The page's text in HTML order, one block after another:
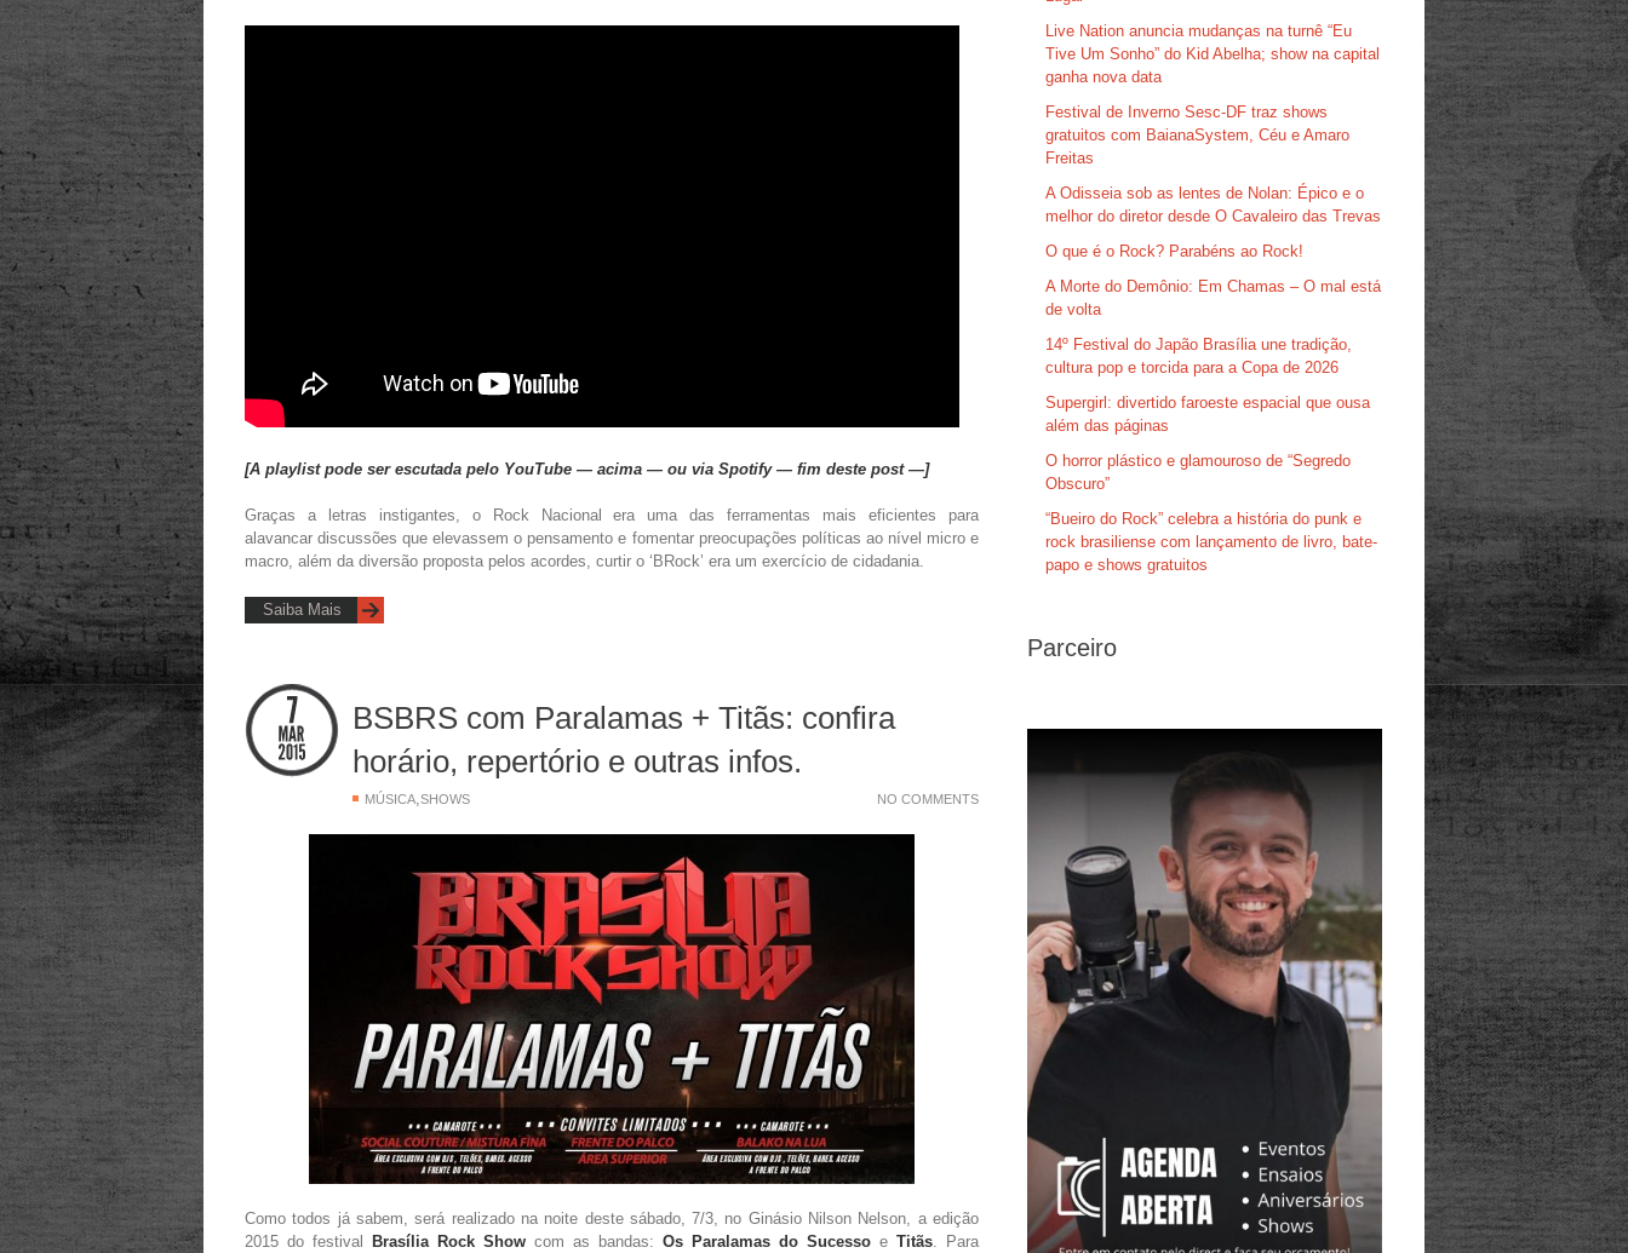
[A playlist pode ser escutada pelo YouTube — acima — ou via Spotify — fim deste post —]
Graças a letras instigantes, o Rock Nacional era uma das ferramentas mais eficientes para
alavancar discussões que elevassem o pensamento e fomentar preocupações políticas ao nível micro e
macro, além da diversão proposta pelos acordes, curtir o ‘BRock’ era um exercício de cidadania.
Saiba Mais
BSBRS com Paralamas + Titãs: confira
horário, repertório e outras infos.
MÚSICA SHOWS NO COMMENTS
Como todos já sabem, será realizado na noite deste sábado, 7/3, no Ginásio Nilson Nelson, a edição
2015 do festival
Brasília Rock Show com as bandas: Os Paralamas do Sucesso e Titãs. Para
Live Nation anuncia mudanças na turnê “Eu
Tive Um Sonho” do Kid Abelha; show na capital
ganha nova data
Festival de Inverno Sesc-DF traz shows
gratuitos com BaianaSystem, Céu e Amaro
Freitas
A Odisseia sob as lentes de Nolan: Épico e o
melhor do diretor desde O Cavaleiro das Trevas
O que é o Rock? Parabéns ao Rock!
A Morte do Demônio: Em Chamas – O mal está
de volta
14º Festival do Japão Brasília une tradição,
cultura pop e torcida para a Copa de 2026
Supergirl: divertido faroeste espacial que ousa
além das páginas
O horror plástico e glamouroso de “Segredo
Obscuro”
“Bueiro do Rock” celebra a história do punk e
rock brasiliense com lançamento de livro, bate-
papo e shows gratuitos
Parceiro